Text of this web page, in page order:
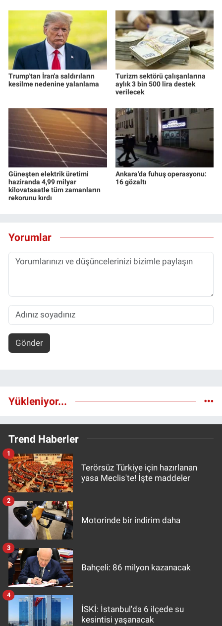
Trump'tan İran'a saldırıların
kesilme nedenine yalanlama
Turizm sektörü çalışanlarına
aylık 3 bin 500 lira destek
verilecek
Güneşten elektrik üretimi
haziranda 4,99 milyar
kilovatsaatle tüm zamanların
rekorunu kırdı
Ankara'da fuhuş operasyonu:
16 gözaltı
Yorumlar
Gönder
Yükleniyor...
Trend Haberler
Terörsüz Türkiye için hazırlanan
yasa Meclis'te! İşte maddeler
1
Motorinde bir indirim daha
2
Bahçeli: 86 milyon kazanacak
3
İSKİ: İstanbul'da 6 ilçede su
kesintisi yaşanacak
4